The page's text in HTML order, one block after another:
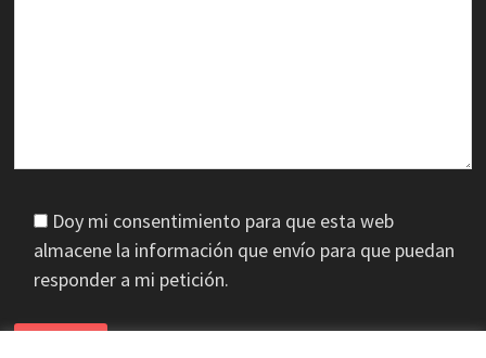
Doy mi consentimiento para que esta web
almacene la información que envío para que puedan
responder a mi petición.